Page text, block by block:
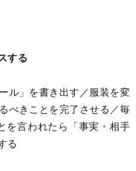
する
ル」を書き出す／服装を変
べきことを完了させる／毎
を言われたら「事実・相手
る